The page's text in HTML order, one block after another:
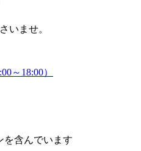
いませ。
～18:00）
含んでいます